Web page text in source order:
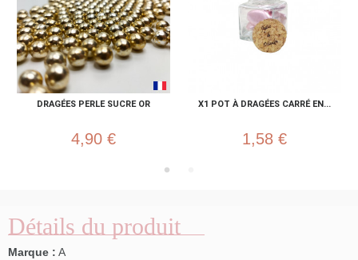
DRAGÉES PERLE SUCRE OR
4,90 €
X1 POT À DRAGÉES CARRÉ EN...
1,58 €
Détails du produit
Marque : A